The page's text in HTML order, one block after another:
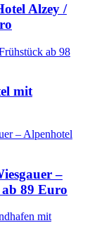
Alzey /
mit
–
89 Euro